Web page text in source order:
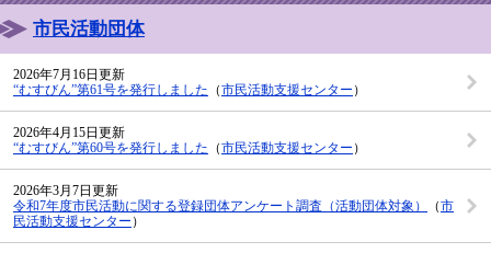
市民活動団体
2026年7月16日更新
“むすびん”第61号を発行しました （市民活動支援センター ）
2026年4月15日更新
“むすびん”第60号を発行しました （市民活動支援センター ）
2026年3月7日更新
令和7年度市民活動に関する登録団体アンケート調査（活動団体対象）
（市
民活動支援センター ）